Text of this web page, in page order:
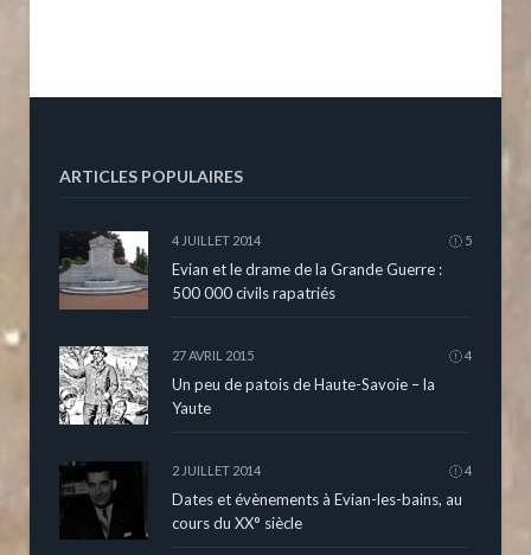
ARTICLES POPULAIRES
4 JUILLET 2014 5
Evian et le drame de la Grande Guerre :
500 000 civils rapatriés
27 AVRIL 2015 4
Un peu de patois de Haute-Savoie – la
Yaute
2 JUILLET 2014 4
Dates et évènements à Evian-les-bains, au
cours du XX° siècle